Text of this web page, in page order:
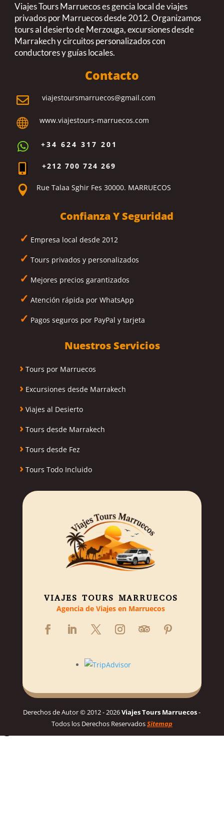
Viajes Tours Marruecos es gencia local de viajes
privados por Marruecos desde 2012. Organizamos
tours al desierto de Merzouga, excursiones desde
Marrakech y circuitos personalizados con
conductores y guías locales.
Contacto
 viajestoursmarruecos@gmail.com
 www.viajestours-marruecos.com
 +34 624 317 201
+212 700 724 269
 Rue Talaa Sghir Fes 30000. MARRUECOS
Confianza Y Seguridad
✓ Empresa local desde 2012
✓ Tours privados y personalizados
✓ Mejores precios garantizados
✓ Atención rápida por WhatsApp
✓ Pagos seguros por PayPal y tarjeta
Nuestros Servicios
› Tours por Marruecos
› Excursiones desde Marrakech
› Viajes al Desierto
› Tours desde Marrakech
› Tours desde Fez
› Tours Todo Incluido
VIAJES TOURS MARRUECOS
Agencia de Viajes en Marruecos
Derechos de Autor © 2012 - 2026Viajes Tours Marruecos-
Todos los Derechos ReservadosSitemap